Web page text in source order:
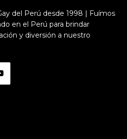
del Perú desde 1998 | Fuímos
en el Perú para brindar
y diversión a nuestro